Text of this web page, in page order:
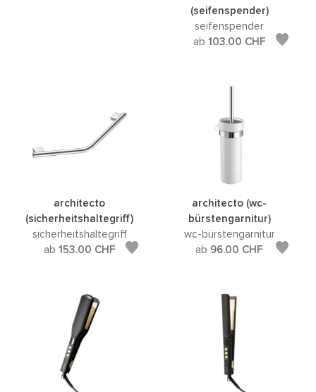
(seifenspender)
seifenspender
ab 103.00 CHF
architecto
(sicherheitshaltegriff)
sicherheitshaltegriff
ab 153.00 CHF
architecto (wc-
bürstengarnitur)
wc-bürstengarnitur
ab 96.00 CHF